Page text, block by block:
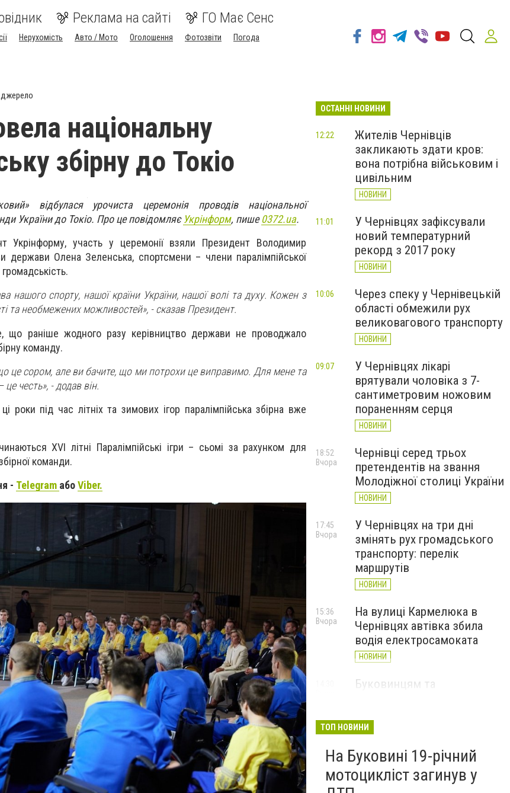
Реклама на сайті ГО Має Сенс
Нерухомість Авто / Мото Оголошення Фотозвіти
Погода
національну
збірну до Токіо
відбулася урочиста церемонія проводів національної
України до Токіо. Про це повідомляєУкрінформ, пише0372.ua.
Укрінформу, участь у церемонії взяли Президент Володимир
держави Олена Зеленська, спортсмени – члени паралімпійської
нашого спорту, нашої країни України, нашої волі та духу. Кожен з
та необмежених можливостей», - сказав Президент.
що раніше жодного разу керівництво держави не проводжало
команду.
це сором, але ви бачите, що ми потрохи це виправимо. Для мене та
честь», - додав він.
роки під час літніх та зимових ігор паралімпійська збірна вже
XVІ літні Паралімпійські ігри – сьомі за рахунком для
команди.
- Telegram абоViber.
ОСТАННІ НОВИНИ
Жителів Чернівців
закликають здати кров:
вона потрібна військовим і
цивільним
НОВИНИ
12:22
У Чернівцях зафіксували
новий температурний
рекорд з 2017 року
НОВИНИ
11:01
Через спеку у Чернівецькій
області обмежили рух
великовагового транспорту
НОВИНИ
10:06
У Чернівцях лікарі
врятували чоловіка з 7-
сантиметровим ножовим
пораненням серця
НОВИНИ
09:07
Чернівці серед трьох
претендентів на звання
Молодіжної столиці України
НОВИНИ
18:52
Вчора
У Чернівцях на три дні
змінять рух громадського
транспорту: перелік
маршрутів
НОВИНИ
17:45
Вчора
На вулиці Кармелюка в
Чернівцях автівка збила
водія електросамоката
НОВИНИ
15:36
Вчора
Буковинцям та
матеріальної допомоги
ТОП НОВИНИ
На Буковині 19-річний
мотоцикліст загинув у